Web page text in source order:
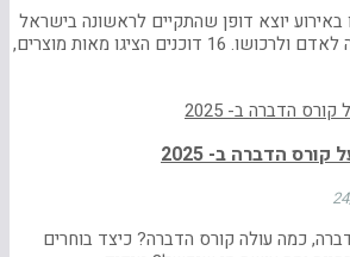
באירוע יוצא דופן שהתקיים לראשונה בישראל
הציגו מאות מוצרים,
הדברה ב- 2025
כמה עולה קורס הדברה? כיצד בוחרים